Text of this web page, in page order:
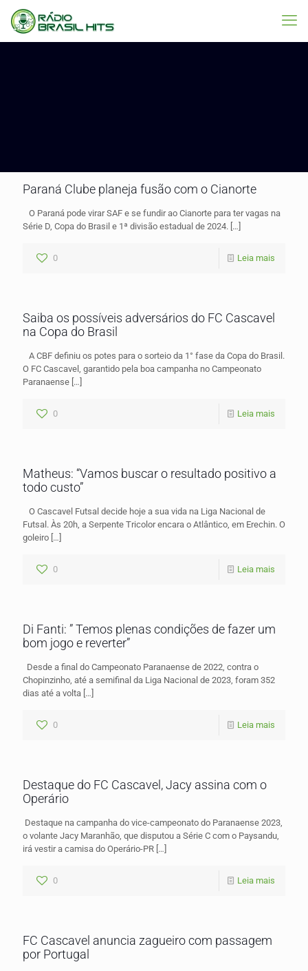
Paraná Clube planeja fusão com o Cianorte
O Paraná pode virar SAF e se fundir ao Cianorte para ter vagas na
Série D, Copa do Brasil e 1ª divisão estadual de 2024. […]
0 Leia mais
Saiba os possíveis adversários do FC Cascavel
na Copa do Brasil
A CBF definiu os potes para o sorteio da 1° fase da Copa do Brasil.
O FC Cascavel, garantido pela boa campanha no Campeonato
Paranaense […]
0 Leia mais
Matheus: “Vamos buscar o resultado positivo a
todo custo”
O Cascavel Futsal decide hoje a sua vida na Liga Nacional de
Futsal. Às 20h, a Serpente Tricolor encara o Atlântico, em Erechin. O
goleiro […]
0 Leia mais
Di Fanti: ” Temos plenas condições de fazer um
bom jogo e reverter”
Desde a final do Campeonato Paranaense de 2022, contra o
Chopinzinho, até a semifinal da Liga Nacional de 2023, foram 352
dias até a volta […]
0 Leia mais
Destaque do FC Cascavel, Jacy assina com o
Operário
Destaque na campanha do vice-campeonato do Paranaense 2023,
o volante Jacy Maranhão, que disputou a Série C com o Paysandu,
irá vestir a camisa do Operário-PR […]
0 Leia mais
FC Cascavel anuncia zagueiro com passagem
por Portugal